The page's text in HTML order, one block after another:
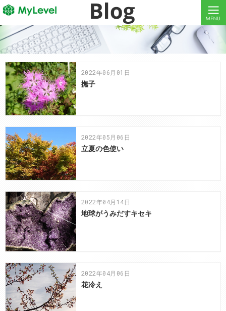
MyLevelで、ITエンジニア・クリエイターの働き方改革をしよう！
MyLevelは、ITエンジニア・クリエイターの人材不足やミスマッチを解消します！
2022年06月01日
撫子
2022年05月06日
立夏の色使い
2022年04月14日
地球がうみだすキセキ
2022年04月06日
花冷え